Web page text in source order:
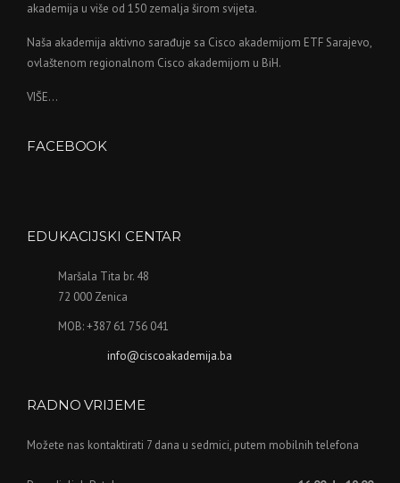
akademija u više od 150 zemalja širom svijeta.
Naša akademija aktivno sarađuje sa Cisco akademijom ETF Sarajevo,
ovlaštenom regionalnom Cisco akademijom u BiH.
VIŠE...
FACEBOOK
EDUKACIJSKI CENTAR
Maršala Tita br. 48
72 000 Zenica
MOB: +387 61 756 041
info@ciscoakademija.ba
RADNO VRIJEME
Možete nas kontaktirati 7 dana u sedmici, putem mobilnih telefona